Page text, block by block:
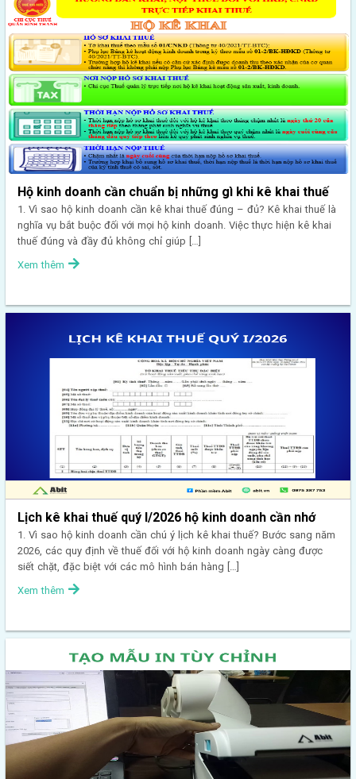
Hộ kinh doanh cần chuẩn bị những gì khi kê khai thuế
1. Vì sao hộ kinh doanh cần kê khai thuế đúng – đủ? Kê khai thuế là
nghĩa vụ bắt buộc đối với mọi hộ kinh doanh. Việc thực hiện kê khai
thuế đúng và đầy đủ không chỉ giúp […]
Xem thêm
Lịch kê khai thuế quý I/2026 hộ kinh doanh cần nhớ
1. Vì sao hộ kinh doanh cần chú ý lịch kê khai thuế? Bước sang năm
2026, các quy định về thuế đối với hộ kinh doanh ngày càng được
siết chặt, đặc biệt với các mô hình bán hàng […]
Xem thêm